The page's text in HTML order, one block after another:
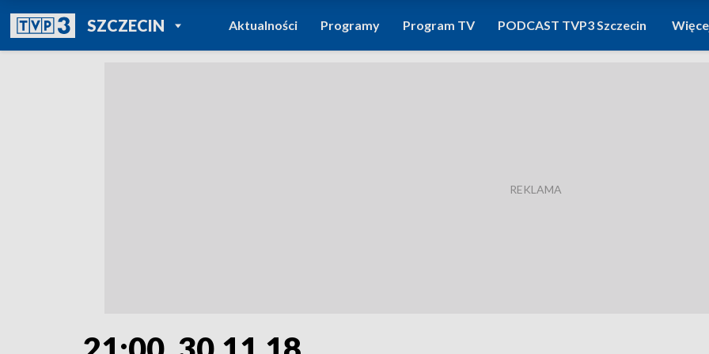
SZCZECINPOWRÓT DO
TVP REGIONY
Aktualności Programy Program TV PODCAST TVP3 Szczecin